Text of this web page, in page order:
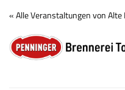
Zum
Haupt-
Inhalt
springen
« Alle Veranstaltungen von
Brennerei
Tour